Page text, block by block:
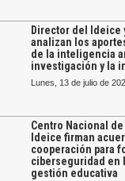
Director del Ideice
analizan los
de la inteligencia
investigación y la
lunes, 13 de julio de
Centro Nacional
Ideice firman
cooperación para
ciberseguridad en
gestión educativa